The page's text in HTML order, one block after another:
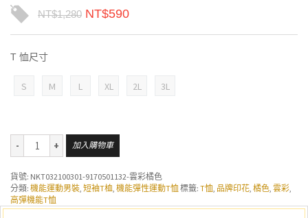
NT$1,280 NT$590
T 恤尺寸
S M L XL 2L 3L
加入購物車
貨號: NKT032100301-9170501132-雲彩橘色
分類: 機能運動男裝, 短袖T桖, 機能彈性運動T恤 標籤: T恤, 品牌印花, 橘色, 雲彩,
高彈機能T恤